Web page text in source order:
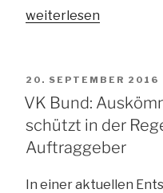
„BGH:
auf
Durchführung
der
weiterlesen
VERÖFFENTLICHT
AM
20. SEPTEMBER 2016
VK Bund:
schützt in der
Auftraggeber
In einer aktuellen